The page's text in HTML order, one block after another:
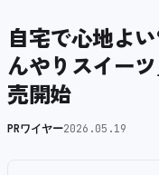
自宅で心地よ
んやりスイー
売開始
PRワイヤー2026.05.19